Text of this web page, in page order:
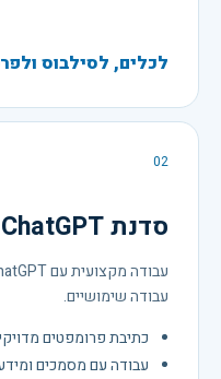
לכלים, לסילבוס
02
סדנת ChatGPT לארגונים
עבודה שימושיים.
כתיבת פרומפטים
עבודה עם מסמכים